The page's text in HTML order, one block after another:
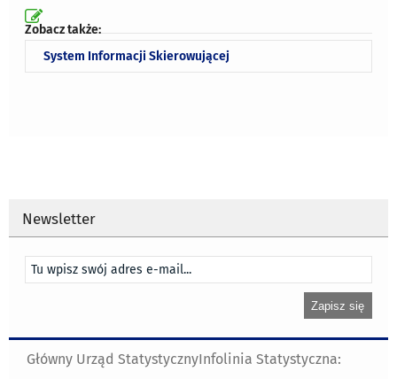
Zobacz także:
System Informacji Skierowującej
Newsletter
Główny Urząd StatystycznyInfolinia Statystyczna: